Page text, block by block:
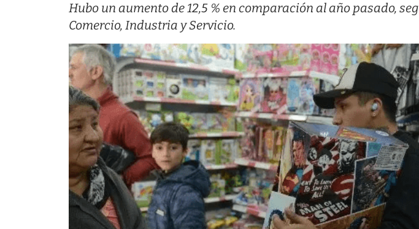
Hubo un aumento de 12,5 % en comparación al año pasado,
Comercio, Industria y Servicio.